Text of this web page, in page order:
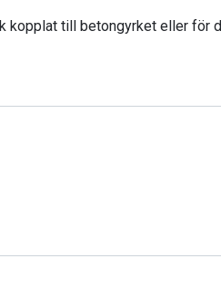
kopplat till betongyrket eller för